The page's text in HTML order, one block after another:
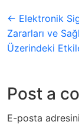
← Elektronik
Zararları ve
Üzerindeki
Post a
E-posta